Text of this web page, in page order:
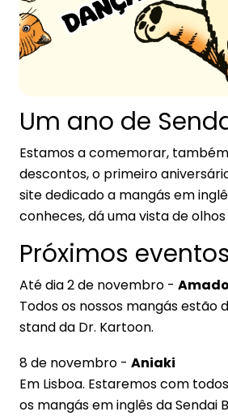
Um ano de
Estamos a comemorar,
descontos, o primeiro
site dedicado a mangás em
conheces, dá uma vista de olhos
Próximos eventos
Até dia 2 de novembro -
Todos os nossos mangás estão
stand da Dr. Kartoon.
8 de novembro - Aniaki
Em Lisboa. Estaremos com
os mangás em inglês da Sendai